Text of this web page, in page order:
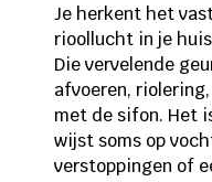
Je herkent het
rioollucht in je
Die vervelende
afvoeren,
met de sifon. Het
wijst soms op
verstoppingen of